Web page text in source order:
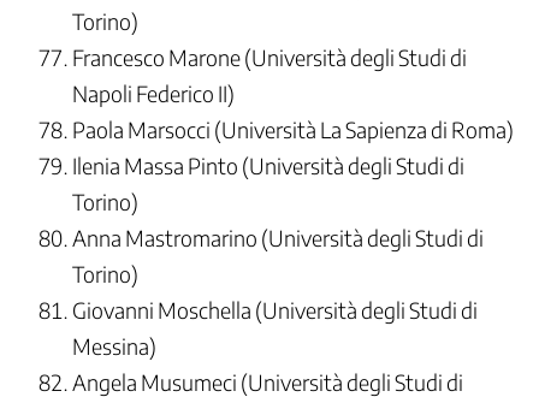
Torino)
Francesco Marone (Università degli Studi di
Napoli Federico II)
Paola Marsocci (Università La Sapienza di Roma)
Ilenia Massa Pinto (Università degli Studi di
Torino)
Anna Mastromarino (Università degli Studi di
Torino)
Giovanni Moschella (Università degli Studi di
Messina)
Angela Musumeci (Università degli Studi di